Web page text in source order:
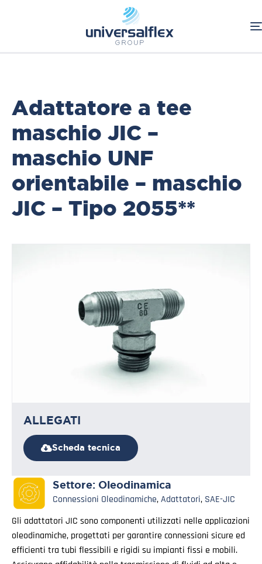
Connessioni Oleodinamiche
Adattatori
Adattatore a tee
maschio JIC –
maschio UNF
orientabile – maschio
JIC – Tipo 2055**
ALLEGATI
Scheda tecnica
Settore: Oleodinamica
Connessioni Oleodinamiche,Adattatori, SAE-JIC
Gli adattatori JIC sono componenti utilizzati nelle applicazioni
oleodinamiche, progettati per garantire connessioni sicure ed
efficienti tra tubi flessibili e rigidi su impianti fissi e mobili.